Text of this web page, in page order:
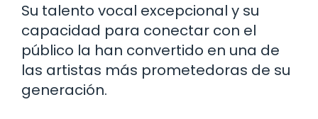
Su talento vocal excepcional y su
capacidad para conectar con el
público la han convertido en una de
las artistas más prometedoras de su
generación.